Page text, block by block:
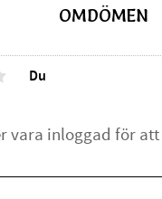
OMDÖMEN
Du